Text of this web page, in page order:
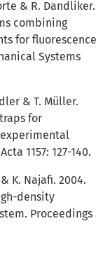
& R. Dandliker.
combining
for fluorescence
Systems
& T. Müller.
for
1157: 127-140.
K. Najafi. 2004.
density
Proceedings